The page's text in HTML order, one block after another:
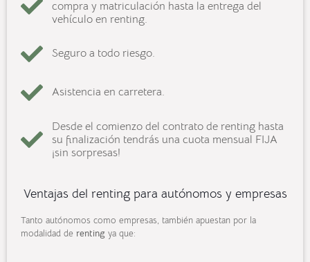
compra y matriculación hasta la entrega del
vehículo en renting.
Seguro a todo riesgo.
Asistencia en carretera.
Desde el comienzo del contrato de renting hasta
su finalización tendrás una cuota mensual FIJA
¡sin sorpresas!
Ventajas del renting para autónomos y empresas
Tanto autónomos como empresas, también apuestan por la
modalidad de renting ya que: